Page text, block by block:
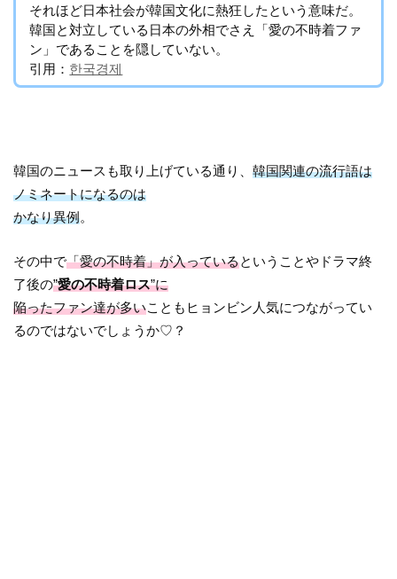
それほど日本社会が韓国文化に熱狂したという意味だ。
韓国と対立している日本の外相でさえ「愛の不時着ファ
ン」であることを隠していない。
引用： 한국경제
韓国のニュースも取り上げている通り、韓国関連の流行語は
ノミネートになるのは
かなり異例。
その中で「愛の不時着」が入っているということやドラマ終
了後の”愛の不時着ロス”に
陥ったファン達が多いこともヒョンビン人気につながってい
るのではないでしょうか♡？